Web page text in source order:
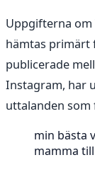
Uppgifterna om
hämtas
publicerade
Instagram, har
uttalanden
min bästa
mamma